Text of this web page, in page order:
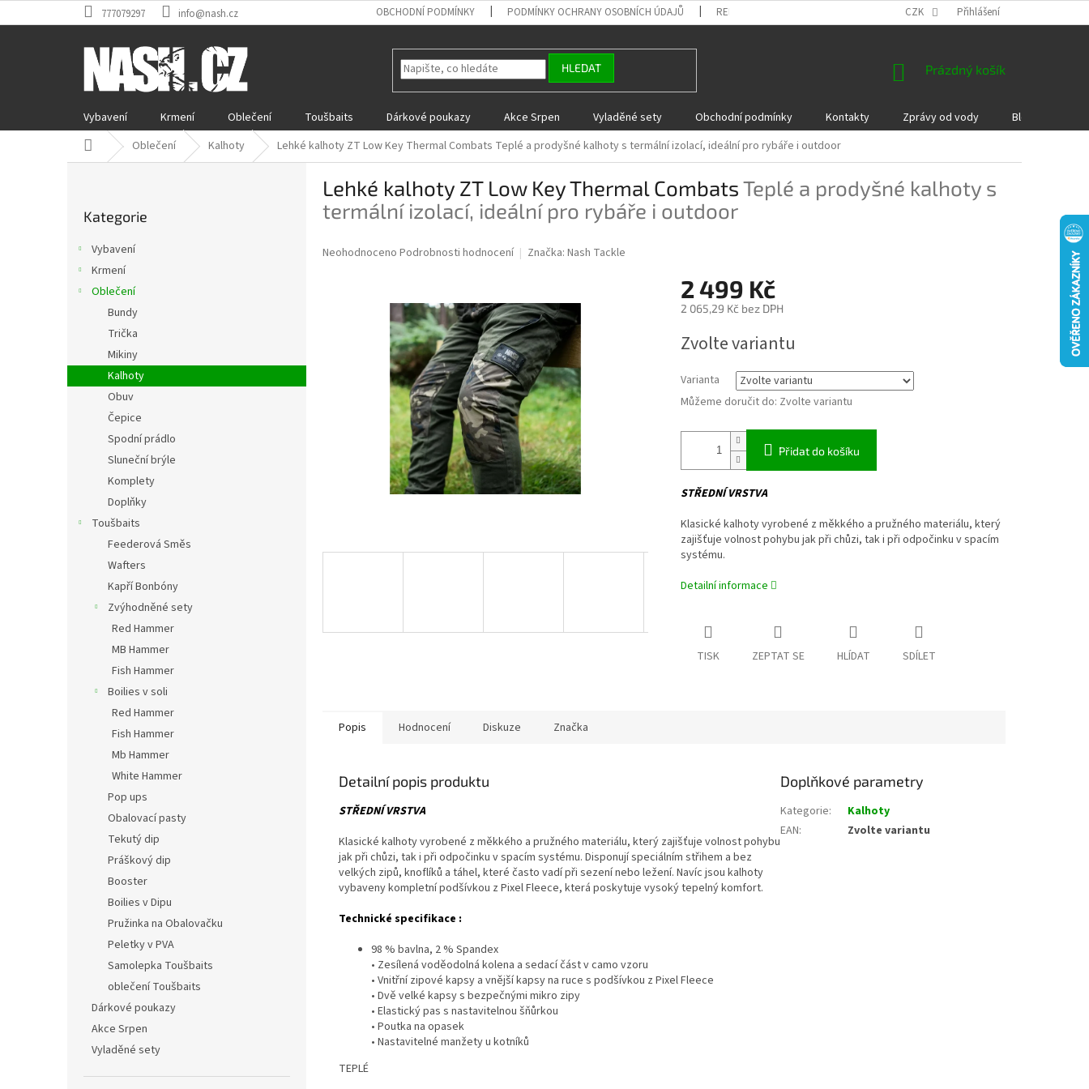
na
777079297 info@nash.cz OBCHODNÍ PODMÍNKY PODMÍNKY OCHRANY OSOBNÍCH ÚDAJŮ REKLAMACE A VRÁCENÍ ZBOŽÍ DÁRKOVÉ POUKAZY
CZK Přihlášení
HLEDAT
NÁKUPNÍ
Prázdný košík
Vybavení Krmení Oblečení Toušbaits Dárkové poukazy Akce Srpen Vyladěné sety Obchodní podmínky Kontakty Zprávy od vody Blog
Domů Oblečení Kalhoty Lehké kalhoty ZT Low Key Thermal Combats Teplé a prodyšné kalhoty s termální izolací, ideální pro rybáře i outdoor
n
e
kategorie
Kategorie
Vybavení
Krmení
Oblečení
Bundy
Trička
Mikiny
Kalhoty
Obuv
Čepice
Spodní prádlo
Sluneční brýle
Komplety
Doplňky
Toušbaits
Feederová Směs
Wafters
Kapří Bonbóny
Zvýhodněné sety
Red Hammer
MB Hammer
Fish Hammer
Boilies v soli
Red Hammer
Fish Hammer
Mb Hammer
White Hammer
Pop ups
Obalovací pasty
Tekutý dip
Práškový dip
Booster
Boilies v Dipu
Pružinka na Obalovačku
Peletky v PVA
Samolepka Toušbaits
oblečení Toušbaits
Dárkové poukazy
Akce Srpen
Vyladěné sety
Lehké kalhoty ZT Low Key Thermal CombatsTeplé a prodyšné kalhoty s
termální izolací, ideální pro rybáře i outdoor
Průměrné
Neohodnoceno Podrobnosti hodnocení Značka: Nash Tackle
2 499 Kč
2 065,29 Kč bez DPH
cena:
Zvolte variantu
Varianta
Můžeme doručit do: Zvolte variantu
Přidat do košíku
STŘEDNÍ VRSTVA
Klasické kalhoty vyrobené z měkkého a pružného materiálu, který
zajišťuje volnost pohybu jak při chůzi, tak i při odpočinku v spacím
systému.
Detailní informace
TISK ZEPTAT SE HLÍDAT SDÍLET
Popis Hodnocení Diskuze Značka
Detailní popis produktu
STŘEDNÍ VRSTVA
Klasické kalhoty vyrobené z měkkého a pružného materiálu, který zajišťuje volnost pohybu
jak při chůzi, tak i při odpočinku v spacím systému. Disponují speciálním střihem a bez
velkých zipů, knoflíků a táhel, které často vadí při sezení nebo ležení. Navíc jsou kalhoty
vybaveny kompletní podšívkou z Pixel Fleece, která poskytuje vysoký tepelný komfort.
Technické specifikace :
98 % bavlna, 2 % Spandex
• Zesílená voděodolná kolena a sedací část v camo vzoru
• Vnitřní zipové kapsy a vnější kapsy na ruce s podšívkou z Pixel Fleece
• Dvě velké kapsy s bezpečnými mikro zipy
• Elastický pas s nastavitelnou šňůrkou
• Poutka na opasek
• Nastavitelné manžety u kotníků
TEPLÉ
Doplňkové parametry
Kategorie:
Kalhoty
EAN: Zvolte variantu